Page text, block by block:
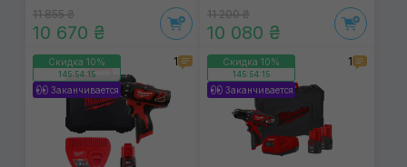
11 855 ₴
10 670 ₴
11 200 ₴
10 080 ₴
Скидка 10%
145:54:14
Заканчивается
1 Скидка 10%
145:54:14
Заканчивается
1